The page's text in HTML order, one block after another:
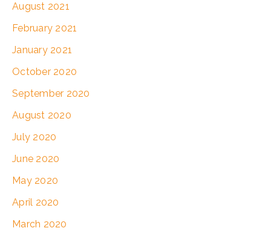
August 2021
February 2021
January 2021
October 2020
September 2020
August 2020
July 2020
June 2020
May 2020
April 2020
March 2020